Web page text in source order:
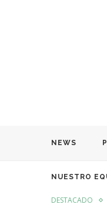
NEWS
NUESTRO
DESTACADO